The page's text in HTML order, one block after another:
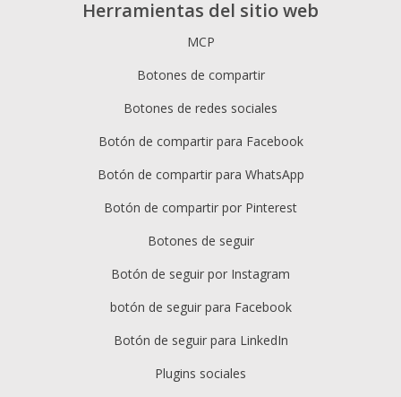
Herramientas del sitio web
MCP
Botones de compartir
Botones de redes sociales
Botón de compartir para Facebook
Botón de compartir para WhatsApp
Botón de compartir por Pinterest
Botones de seguir
Botón de seguir por Instagram
botón de seguir para Facebook
Botón de seguir para LinkedIn
Plugins sociales